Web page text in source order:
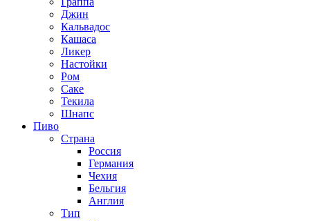
Джин
Кальвадос
Кашаса
Ликер
Настойки
Ром
Саке
Текила
Шнапс
Пиво
Страна
Россия
Германия
Чехия
Бельгия
Англия
Тип